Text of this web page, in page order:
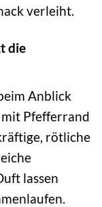
verleiht.
die
Anblick
Pfefferrand
rötliche
lassen